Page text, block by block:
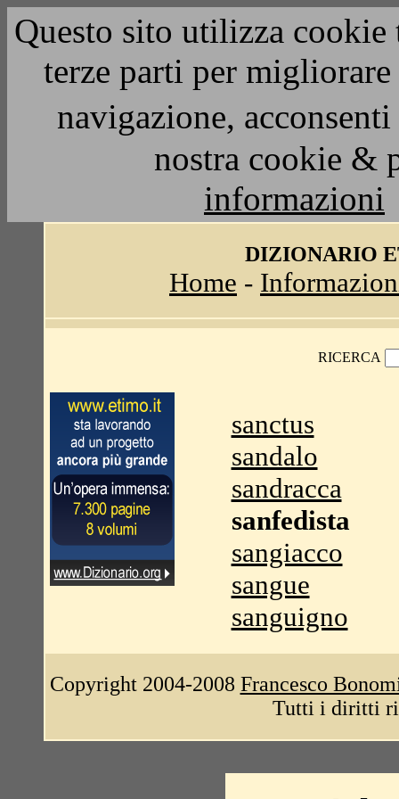
Questo sito utilizza
terze parti per
navigazione,
nostra cookie &
informazioni
DIZIONARIO
Home -
RICERCA
sanctus
sandalo
sandracca
sanfedista
sangiacco
sangue
sanguigno
Copyright 2004-2008 Francesco
Tutti i diritti